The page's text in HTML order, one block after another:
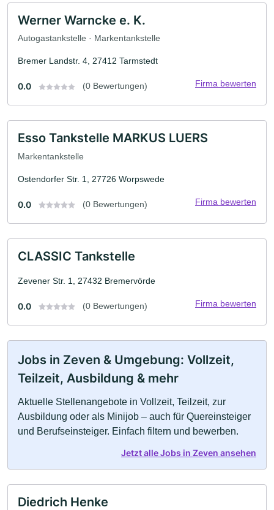
Werner Warncke e. K.
Autogastankstelle · Markentankstelle
Bremer Landstr. 4, 27412 Tarmstedt
0.0 (0 Bewertungen) Firma bewerten
Esso Tankstelle MARKUS LUERS
Markentankstelle
Ostendorfer Str. 1, 27726 Worpswede
0.0 (0 Bewertungen) Firma bewerten
CLASSIC Tankstelle
Zevener Str. 1, 27432 Bremervörde
0.0 (0 Bewertungen) Firma bewerten
Jobs in Zeven & Umgebung: Vollzeit,
Teilzeit, Ausbildung & mehr
Aktuelle Stellenangebote in Vollzeit, Teilzeit, zur
Ausbildung oder als Minijob – auch für Quereinsteiger
und Berufseinsteiger. Einfach filtern und bewerben.
Jetzt alle Jobs in Zeven ansehen
Diedrich Henke